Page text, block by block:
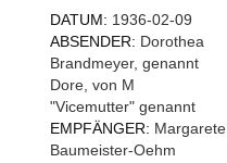
DATUM: 1936-02-09
ABSENDER: Dorothea
Brandmeyer, genannt
Dore, von M
"Vicemutter" genannt
EMPFÄNGER: Margarete
Baumeister-Oehm